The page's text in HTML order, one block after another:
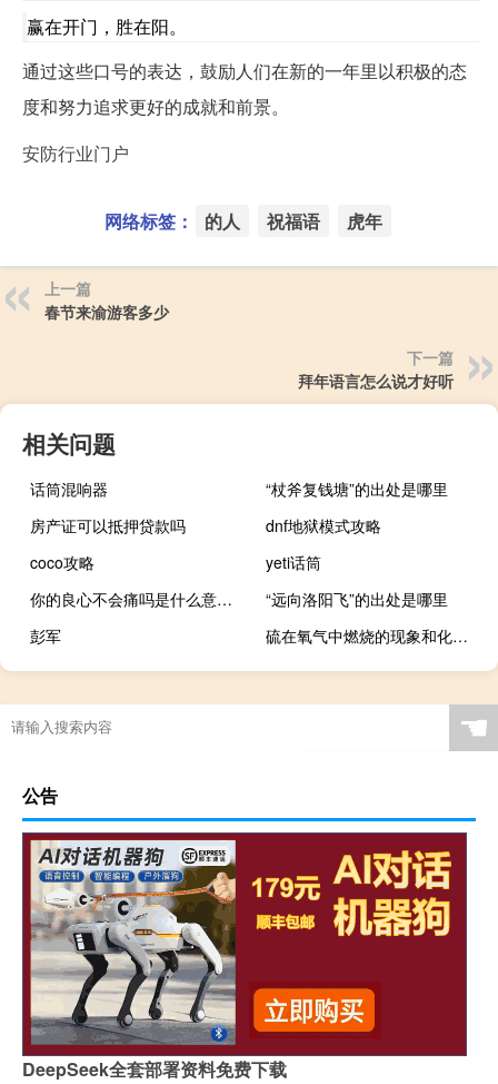
赢在开门，胜在阳。
通过这些口号的表达，鼓励人们在新的一年里以积极的态
度和努力追求更好的成就和前景。
安防行业门户
网络标签： 的人 祝福语 虎年
上一篇
春节来渝游客多少
下一篇
拜年语言怎么说才好听
相关问题
话筒混响器
“杖斧复钱塘”的出处是哪里
房产证可以抵押贷款吗
dnf地狱模式攻略
coco攻略
yeti话筒
你的良心不会痛吗是什么意思，怎么幽默回复什么梗
“远向洛阳飞”的出处是哪里
彭军
硫在氧气中燃烧的现象和化学方程式（硫在氧气中燃烧的现象）
☚
公告
DeepSeek全套部署资料免费下载